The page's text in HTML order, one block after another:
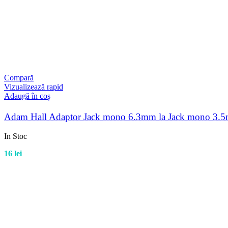
Compară
Vizualizează rapid
Adaugă în coș
Adam Hall Adaptor Jack mono 6.3mm la Jack mono
In Stoc
16 lei